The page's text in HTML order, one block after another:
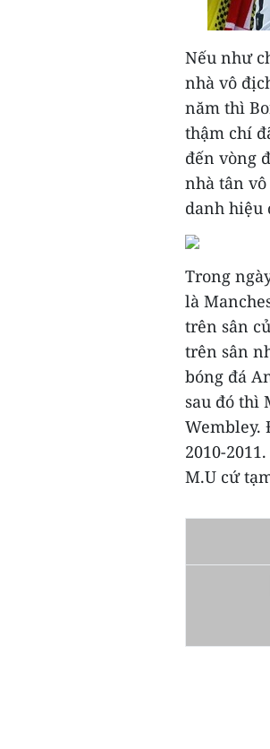
Nếu như
nhà vô
năm thì
thậm chí
đến vòng
nhà tân
danh hiệu
Trong
là
trên sân
trên sân
bóng đá
sau đó thì
Wembley.
2010-
M.U cứ